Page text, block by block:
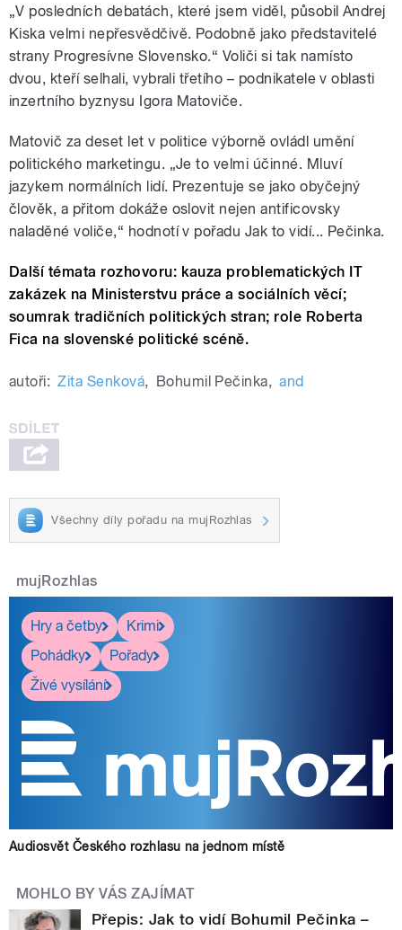
„V posledních debatách, které jsem viděl, působil Andrej
Kiska velmi nepřesvědčivě. Podobně jako představitelé
strany Progresívne Slovensko.“ Voliči si tak namísto
dvou, kteří selhali, vybrali třetího – podnikatele v oblasti
inzertního byznysu Igora Matoviče.
Matovič za deset let v politice výborně ovládl umění
politického marketingu. „Je to velmi účinné. Mluví
jazykem normálních lidí. Prezentuje se jako obyčejný
člověk, a přitom dokáže oslovit nejen antificovsky
naladěné voliče,“ hodnotí v pořadu Jak to vidí... Pečinka.
Další témata rozhovoru: kauza problematických IT
zakázek na Ministerstvu práce a sociálních věcí;
soumrak tradičních politických stran; role Roberta
Fica na slovenské politické scéně.
autoři: Zita Senková, Bohumil Pečinka, and
Všechny díly pořadu na mujRozhlas
mujRozhlas
Hry a četby
Krimi
Pohádky
Pořady
Živé vysílání
Audiosvět Českého rozhlasu na jednom místě
MOHLO BY VÁS ZAJÍMAT
Přepis: Jak to vidí Bohumil Pečinka –